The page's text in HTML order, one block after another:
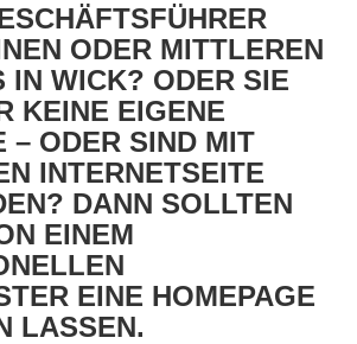
ODER MITTLEREN
IN WICK? ODER SIE
KEINE EIGENE
– ODER SIND MIT
INTERNETSEITE
DANN SOLLTEN
EINEM
EINE HOMEPAGE
LASSEN.